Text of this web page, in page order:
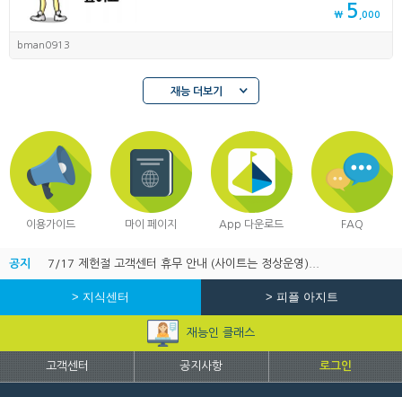
₩ 5 ,000
bman0913
재능 더보기
이용가이드 마이 페이지 App 다운로드 FAQ
공지 7/17 제헌절 고객센터 휴무 안내 (사이트는 정상운영)...
> 지식센터 > 피플 아지트
재능인 클래스
고객센터 공지사항 로그인